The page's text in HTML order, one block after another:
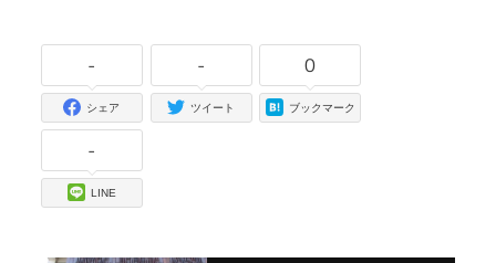
-
シェア
-
ツイート
0
ブックマーク
-
LINE